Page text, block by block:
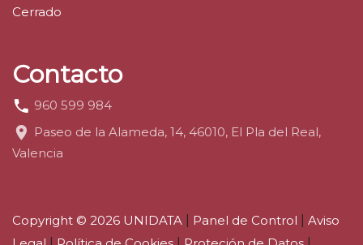
Cerrado
Contacto
960 599 984
Paseo de la Alameda, 14, 46010, El Pla del Real,
Valencia
Copyright © 2026 UNIDATA Panel de Control
Aviso